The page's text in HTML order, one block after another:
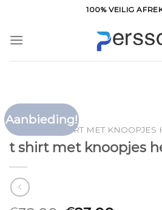
inhoud
100% VEILIG
Aanbieding!
HOME T SHIRT MET KNOOPJES
t shirt met knoopjes